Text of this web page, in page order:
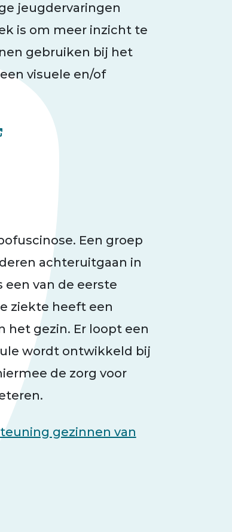
jeugdervaringen
is om meer inzicht te
gebruiken bij het
visuele en/of
Een groep
achteruitgaan in
van de eerste
ziekte heeft een
het gezin. Er loopt een
wordt ontwikkeld bij
de zorg voor
gezinnen van